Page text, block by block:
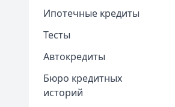
Ипотечные кредиты
Тесты
Автокредиты
Бюро кредитных
историй